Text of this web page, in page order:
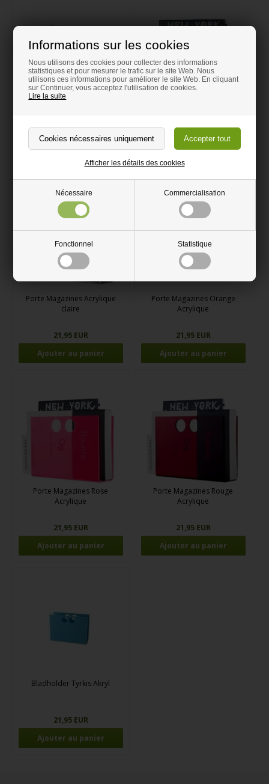
Informations sur les cookies
Nous utilisons des cookies pour collecter des informations
statistiques et pour mesurer le trafic sur le site Web. Nous
utilisons ces informations pour améliorer le site Web. En cliquant
sur Continuer, vous acceptez l'utilisation de cookies.
Lire la suite
Nécessaire Commercialisation
Fonctionnel Statistique
Afficher les détails des cookies
21,95 EUR 21,95 EUR
Porte Magazines Acrylique
claire
21,95 EUR
Porte Magazines Orange
Acrylique
21,95 EUR
Porte Magazines Rose
Acrylique
21,95 EUR
Porte Magazines Rouge
Acrylique
21,95 EUR
Bladholder Tyrkis Akryl
21,95 EUR